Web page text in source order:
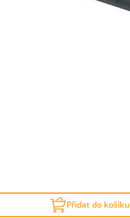
Přidat do košíku